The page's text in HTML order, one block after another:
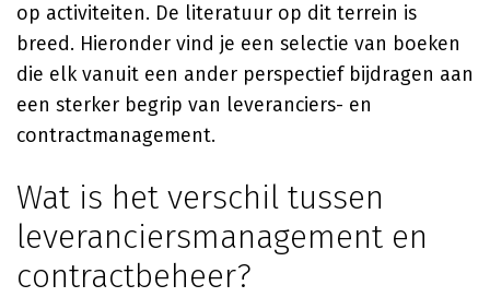
op activiteiten. De literatuur op dit terrein is
breed. Hieronder vind je een selectie van boeken
die elk vanuit een ander perspectief bijdragen aan
een sterker begrip van leveranciers- en
contractmanagement.
Wat is het verschil tussen
leveranciersmanagement en
contractbeheer?